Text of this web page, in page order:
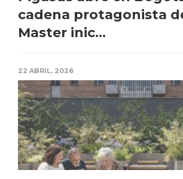
cadena protagonista
Master inic...
22 ABRIL, 2026